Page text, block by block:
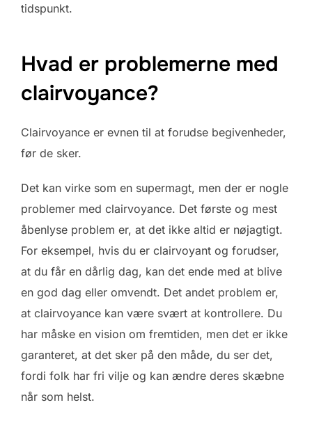
tidspunkt.
Hvad er problemerne med
clairvoyance?
Clairvoyance er evnen til at forudse begivenheder,
før de sker.
Det kan virke som en supermagt, men der er nogle
problemer med clairvoyance. Det første og mest
åbenlyse problem er, at det ikke altid er nøjagtigt.
For eksempel, hvis du er clairvoyant og forudser,
at du får en dårlig dag, kan det ende med at blive
en god dag eller omvendt. Det andet problem er,
at clairvoyance kan være svært at kontrollere. Du
har måske en vision om fremtiden, men det er ikke
garanteret, at det sker på den måde, du ser det,
fordi folk har fri vilje og kan ændre deres skæbne
når som helst.